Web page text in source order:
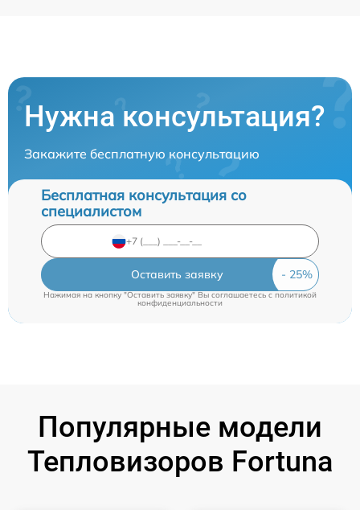
Нужна консультация?
Закажите бесплатную консультацию
Бесплатная консультация со
специалистом
Оставить заявку
Нажимая на кнопку "Оставить заявку" Вы соглашаетесь cполитикой
конфиденциальности
Популярные модели
Тепловизоров Fortuna